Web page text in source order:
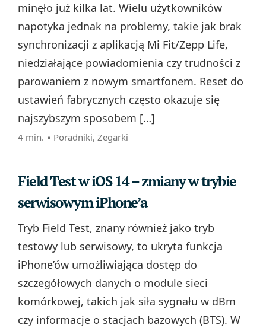
minęło już kilka lat. Wielu użytkowników
napotyka jednak na problemy, takie jak brak
synchronizacji z aplikacją Mi Fit/Zepp Life,
niedziałające powiadomienia czy trudności z
parowaniem z nowym smartfonem. Reset do
ustawień fabrycznych często okazuje się
najszybszym sposobem […]
4 min. ▪ Poradniki, Zegarki
Field Test w iOS 14 – zmiany w trybie
serwisowym iPhone’a
Tryb Field Test, znany również jako tryb
testowy lub serwisowy, to ukryta funkcja
iPhone’ów umożliwiająca dostęp do
szczegółowych danych o module sieci
komórkowej, takich jak siła sygnału w dBm
czy informacje o stacjach bazowych (BTS). W